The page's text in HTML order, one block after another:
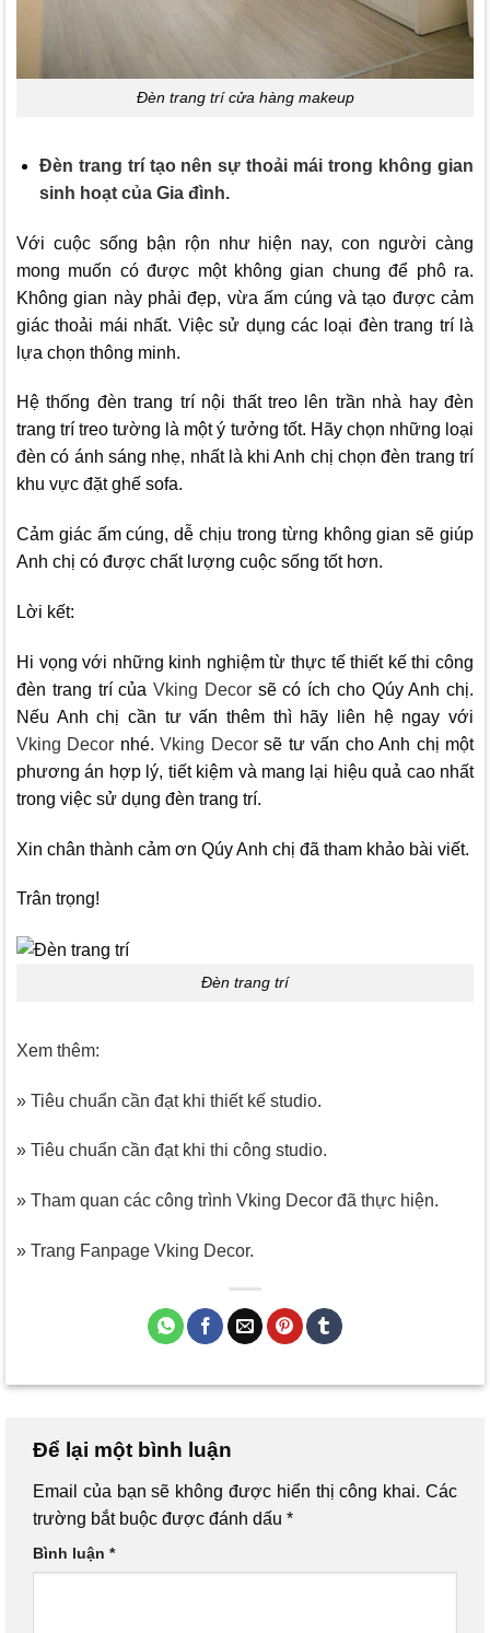
Đèn trang trí cửa hàng makeup
Đèn trang trí tạo nên sự thoải mái trong không gian
sinh hoạt của Gia đình.
Với cuộc sống bận rộn như hiện nay, con người càng
mong muốn có được một không gian chung để phô ra.
Không gian này phải đẹp, vừa ấm cúng và tạo được cảm
giác thoải mái nhất. Việc sử dụng các loại đèn trang trí là
lựa chọn thông minh.
Hệ thống đèn trang trí nội thất treo lên trần nhà hay đèn
trang trí treo tường là một ý tưởng tốt. Hãy chọn những loại
đèn có ánh sáng nhẹ, nhất là khi Anh chị chọn đèn trang trí
khu vực đặt ghế sofa.
Cảm giác ấm cúng, dễ chịu trong từng không gian sẽ giúp
Anh chị có được chất lượng cuộc sống tốt hơn.
Lời kết:
Hi vọng với những kinh nghiệm từ thực tế thiết kế thi công
đèn trang trí của Vking Decorsẽ có ích cho Qúy Anh chị.
Nếu Anh chị cần tư vấn thêm thì hãy liên hệ ngay với
Vking Decor nhé.Vking Decorsẽ tư vấn cho Anh chị một
phương án hợp lý, tiết kiệm và mang lại hiệu quả cao nhất
trong việc sử dụng đèn trang trí.
Xin chân thành cảm ơn Qúy Anh chị đã tham khảo bài viết.
Trân trọng!
Đèn trang trí
Xem thêm:
» Tiêu chuẩn cần đạt khi thiết kế studio.
» Tiêu chuẩn cần đạt khi thi công studio.
» Tham quan các công trình Vking Decor đã thực hiện.
» Trang Fanpage Vking Decor.
Để lại một bình luận
Email của bạn sẽ không được hiển thị công khai. Các
trường bắt buộc được đánh dấu *
Bình luận *